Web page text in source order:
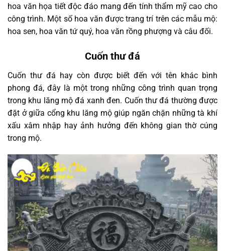
hoa văn họa tiết độc đáo mang đến tính thẩm mỹ cao cho
công trình. Một số hoa văn được trang trí trên các mẫu mộ:
hoa sen, hoa văn tứ quý, hoa văn rồng phượng và câu đối.
Cuốn thư đá
Cuốn thư đá hay còn được biết đến với tên khác bình
phong đá, đây là một trong những công trình quan trọng
trong khu lăng mộ đá xanh đen. Cuốn thư đá thường được
đặt ở giữa cổng khu lăng mộ giúp ngăn chặn những tà khí
xấu xâm nhập hay ảnh hưởng đến không gian thờ cúng
trong mộ.